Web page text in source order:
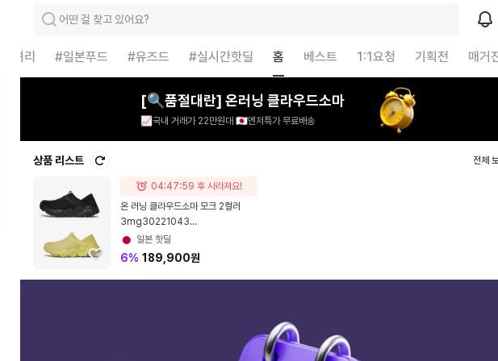
어떤 걸 찾고 있어요?
#럭셔리 #일본푸드 #유즈드 #실시간핫딜 홈 베스트 1:1요청 기획전 매거
[🔍품절대란] 온러닝 클라우드소마
📈국내 거래가 22만원대 🇯🇵엔저특가 무료배송
상품 리스트 전체
04:47:58 후 사라져요!
온 러닝 클라우드소마 모크 2컬러
3mg30221043
3wg30371043
일본 핫딜
6% 189,900원